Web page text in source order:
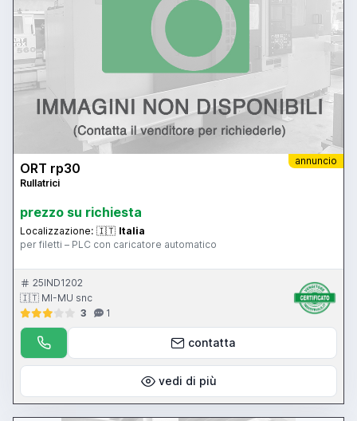
annuncio
ORT rp30
Rullatrici
prezzo su richiesta
Localizzazione: 🇮🇹 Italia
per filetti – PLC con caricatore automatico
25IND1202
🇮🇹 MI-MU snc
3
1
contatta
vedi di più